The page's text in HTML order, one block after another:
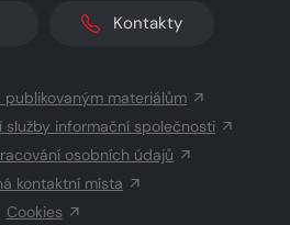
Kontakty
materiálům
služby informační společnosti
osobních údajů
kontaktní místa
Cookies